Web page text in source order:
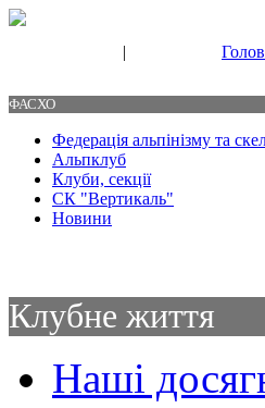
|
ФАСХО
Федерація альпінізму та
Альпклуб
Клуби, секції
СК "Вертикаль"
Новини
Клубне життя
Наші